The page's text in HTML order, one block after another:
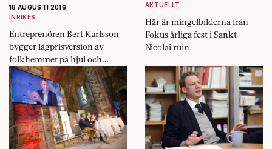
18 AUGUSTI 2016
INRIKES
Entreprenören Bert Karlsson
bygger lågprisversion av
folkhemmet på hjul och
konstgräs.
AKTUELLT
Här är mingelbilderna från
Fokus årliga fest i Sankt
Nicolai ruin.